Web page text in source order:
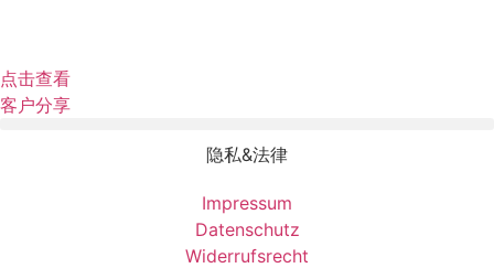
点击查看
客户分享
隐私&法律
Impressum
Datenschutz
Widerrufsrecht